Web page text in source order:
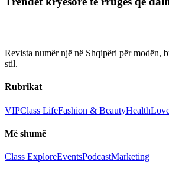
Revista numër një në Shqipëri për modën,
stil.
Rubrikat
VIPClass LifeFashion & BeautyHealth
Më shumë
Class ExploreEventsPodcastMarketing